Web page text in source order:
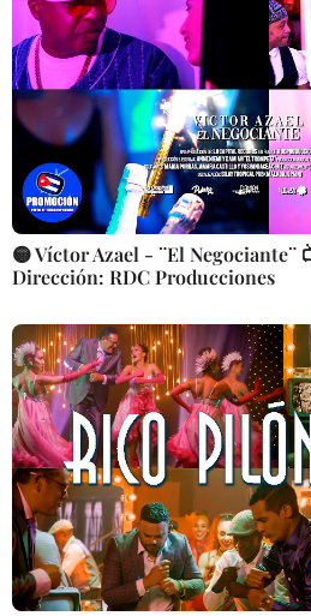
🟡 Víctor Azael - ¨El Negociante¨
Dirección: RDC Producciones